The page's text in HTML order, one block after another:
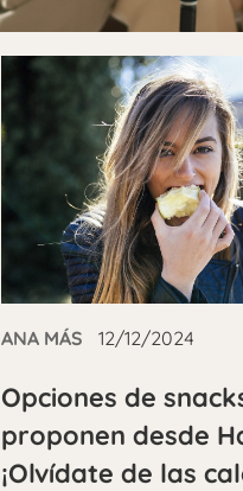
ANA MÁS 12/12/2024
Opciones de
proponen desde
¡Olvídate de las